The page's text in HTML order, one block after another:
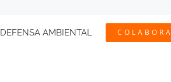
DEFENSA AMBIENTAL COLABORA